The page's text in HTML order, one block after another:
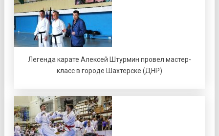
Легенда карате Алексей Штурмин провел мастер-
класс в городе Шахтерске (ДНР)